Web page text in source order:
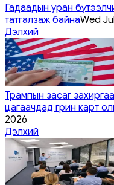
Гадаадын уран
татгалзаж байнаWed
Дэлхий
Трампын засаг
цагаачдад грин карт
2026
Дэлхий